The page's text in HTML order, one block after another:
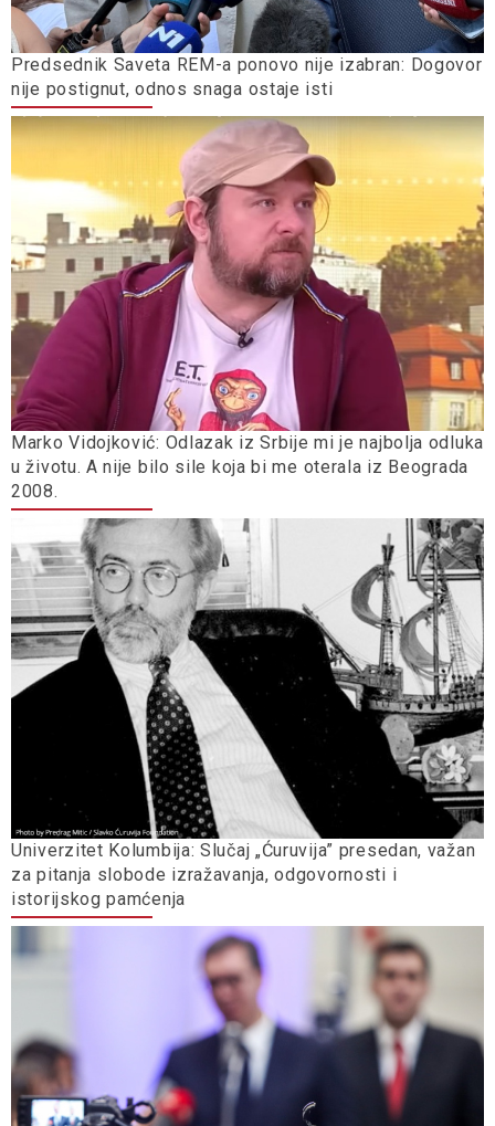
Predsednik Saveta REM-a ponovo nije izabran: Dogovor
nije postignut, odnos snaga ostaje isti
Marko Vidojković: Odlazak iz Srbije mi je najbolja odluka
u životu. A nije bilo sile koja bi me oterala iz Beograda
2008.
Univerzitet Kolumbija: Slučaj „Ćuruvija” presedan, važan
za pitanja slobode izražavanja, odgovornosti i
istorijskog pamćenja